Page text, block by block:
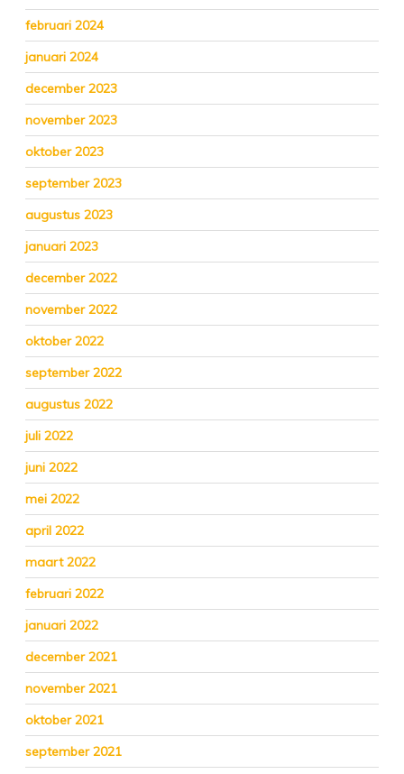
februari 2024
januari 2024
december 2023
november 2023
oktober 2023
september 2023
augustus 2023
januari 2023
december 2022
november 2022
oktober 2022
september 2022
augustus 2022
juli 2022
juni 2022
mei 2022
april 2022
maart 2022
februari 2022
januari 2022
december 2021
november 2021
oktober 2021
september 2021